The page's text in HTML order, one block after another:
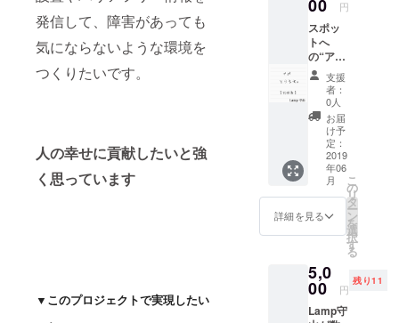
発信して、障害があっても
気にならないような環境を
つくりたいです。
人の幸せに貢献したいと強
く思っています
▼このプロジェクトで実現したい
み締め
て、お
礼の
メッ
セージ
をメー
ルにて
お送り
致しま
す。
00 円
スポッ
トへ
の“ア
ポ”とり
ます！
【10回
分】
Lamp守
山があ
なたの
行きた
い（撮
りた
い）ス
ポット
へ、ア
トメン
トをと
りま
す。 撮
支援
者：
0人
お届
け予
定：
2019
年06
月
詳細を見る
こ
の
リ
タ
ー
ン
を
選
択
す
る
5,0
00 円
残り11
Lamp守